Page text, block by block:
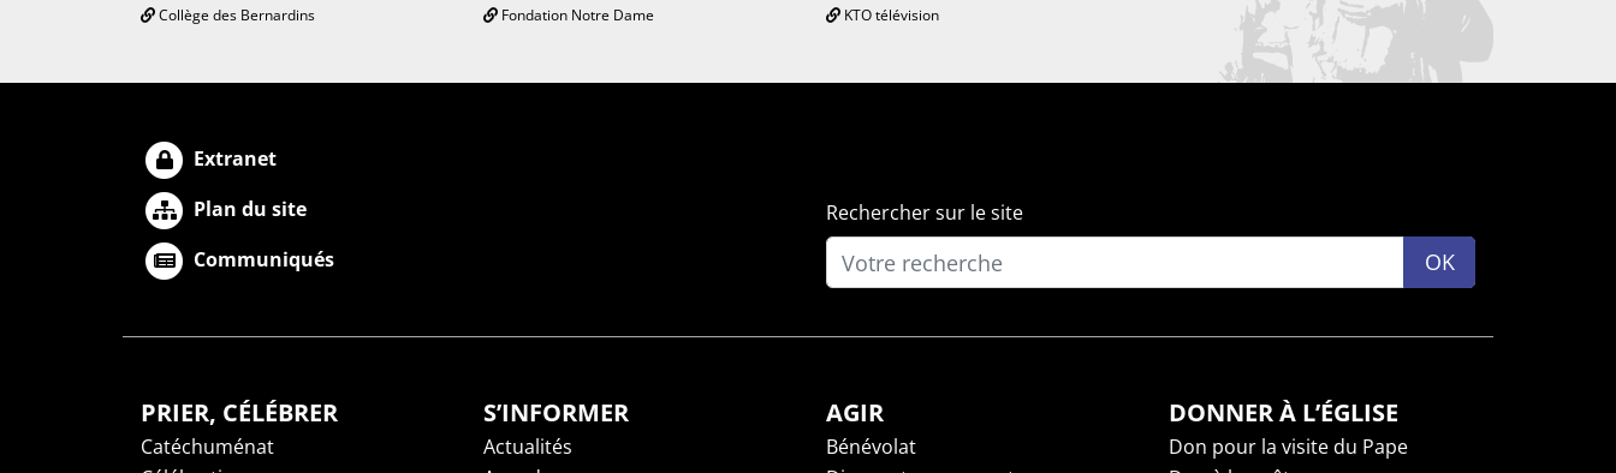
Collège des Bernardins
Fondation Notre Dame
KTO télévision
Extranet
Plan du site
Communiqués
Rechercher sur le site
OK
PRIER, CÉLÉBRER
Catéchuménat
S’INFORMER
Actualités
AGIR
Bénévolat
DONNER À L’ÉGLISE
Don pour la visite du Pape